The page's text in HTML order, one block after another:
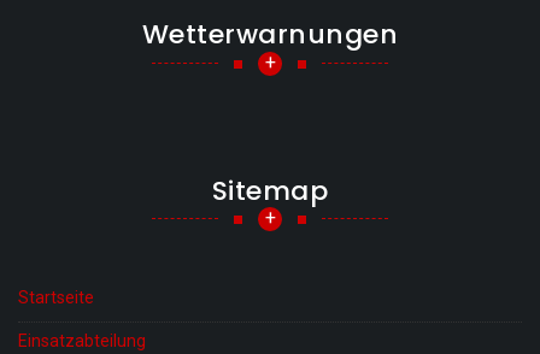
Wetterwarnungen
+
Sitemap
+
Startseite
Einsatzabteilung